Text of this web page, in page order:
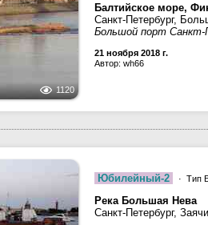
1120
Балтийское море,
Санкт-Петербург,
Большой порт Санкт-
21 ноября 2018 г.
Автор: wh66
Юбилейный-2 · Тип
Река Большая Нева
Санкт-Петербург,